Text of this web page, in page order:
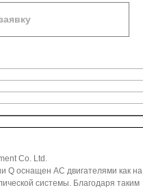
Co. Ltd.
Q оснащен АС двигателями как на
системы. Благодаря таким